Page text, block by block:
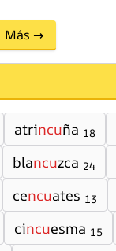
Más →
atrincuña 18
blancuzca 24
cencuates 13
cincuesma 15